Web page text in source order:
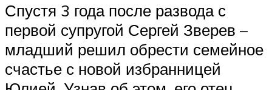
Спустя 3 года после развода с
первой супругой Сергей Зверев –
младший решил обрести семейное
счастье с новой избранницей